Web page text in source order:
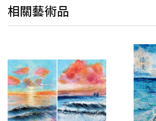
相關藝術品